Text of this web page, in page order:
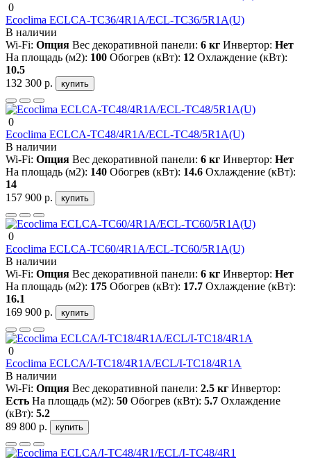
0
Ecoclima ECLCA-TC36/4R1A/ECL-TC36/5R1A(U)
В наличии
Wi-Fi: Опция Вес декоративной панели: 6 кг Инвертор: Нет
На площадь (м2): 100 Обогрев (кВт): 12 Охлаждение (кВт):
10.5
132 300 р.
купить
0
Ecoclima ECLCA-TC48/4R1A/ECL-TC48/5R1A(U)
В наличии
Wi-Fi: Опция Вес декоративной панели: 6 кг Инвертор: Нет
На площадь (м2): 140 Обогрев (кВт): 14.6 Охлаждение (кВт):
14
157 900 р.
купить
0
Ecoclima ECLCA-TC60/4R1A/ECL-TC60/5R1A(U)
В наличии
Wi-Fi: Опция Вес декоративной панели: 6 кг Инвертор: Нет
На площадь (м2): 175 Обогрев (кВт): 17.7 Охлаждение (кВт):
16.1
169 900 р.
купить
0
Ecoclima ECLCA/I-TC18/4R1A/ECL/I-TC18/4R1A
В наличии
Wi-Fi: Опция Вес декоративной панели: 2.5 кг Инвертор:
Есть На площадь (м2): 50 Обогрев (кВт): 5.7 Охлаждение
(кВт): 5.2
89 800 р.
купить